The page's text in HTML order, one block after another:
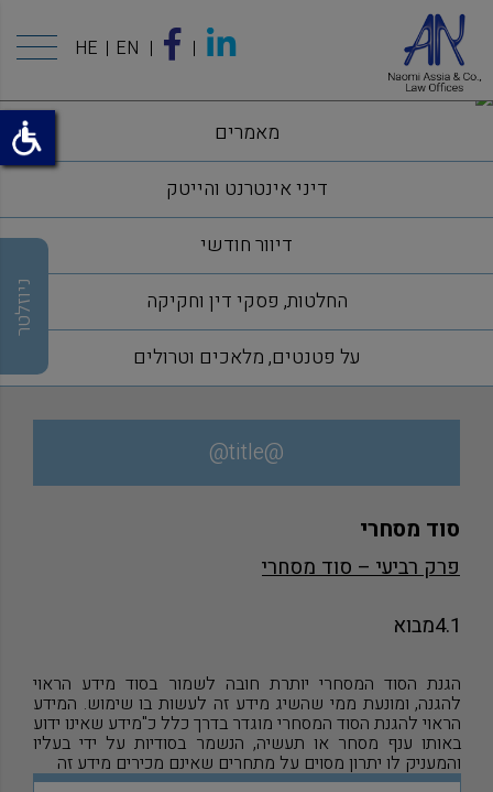
HE EN
מאמרים
דיני אינטרנט והייטק
דיוור חודשי
החלטות, פסקי דין וחקיקה
על פטנטים, מלאכים וטרולים
@title@
סוד מסחרי
פרק רביעי – סוד מסחרי
4.1מבוא
הגנת הסוד המסחרי יותרת חובה לשמור בסוד מידע הראוי
להגנה, ומונעת ממי שהשיג מידע זה לעשות בו שימוש. המידע
הראוי להגנת הסוד המסחרי מוגדר בדרך כלל כ"מידע שאינו ידוע
באותו ענף מסחר או תעשיה, הנשמר בסודיות על ידי בעליו
והמעניק לו יתרון מסוים על מתחרים שאינם מכירים מידע זה
ניוזלטר